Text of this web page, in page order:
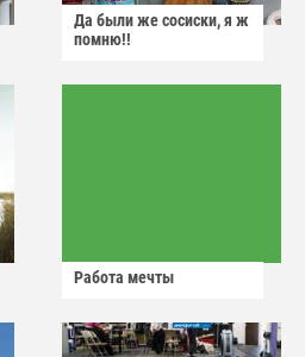
Да были же сосиски, я ж
помню!!
Работа мечты